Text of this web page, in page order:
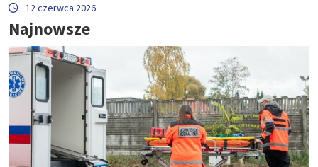
12 czerwca 2026
Najnowsze